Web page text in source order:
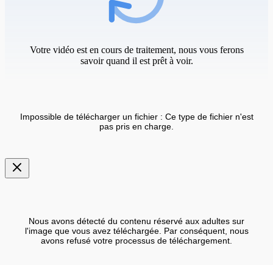
Votre vidéo est en cours de traitement, nous vous ferons
savoir quand il est prêt à voir.
Impossible de télécharger un fichier : Ce type de fichier n'est
pas pris en charge.
Nous avons détecté du contenu réservé aux adultes sur
l'image que vous avez téléchargée. Par conséquent, nous
avons refusé votre processus de téléchargement.